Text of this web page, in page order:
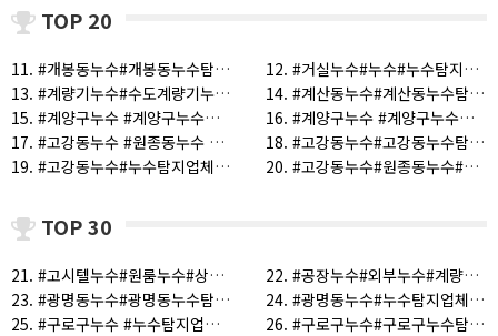
TOP 20
11. #개봉동누수#개봉동누수탐지#누수탐지비용#누수탐지업체 (1)
12. #거실누수#누수#누수탐지#싱크대누수#화장실누수#누수공사 (1)
13. #계량기누수#수도계량기누수#계단누수#누수탐지#누수공사 (1)
14. #계산동누수#계산동누수탐지#작전동누수#작전동누수탐지 (1)
15. #계양구누수 #계양구누수탐지 #부평구누수#남동구누수 #연수구누수#인천누수 (1)
16. #계양구누수 #계양구누수탐지#인천누수#인천누수탐지 (1)
17. #고강동누수 #원종동누수 #여월동누수 (1)
18. #고강동누수#고강동누수탐지#고강동누수공사#고강동누수전문 (1)
19. #고강동누수#누수탐지업체#화장실천장누수#배관누수#누수공사업체 (1)
20. #고강동누수#원종동누수#오정동누수#여월동누수#도당동누수 (1)
TOP 30
21. #고시텔누수#원룸누수#상가누수#누수탐지업체#옥상방수#화장실누수#화장실천장누수#누수공사업체 (1)
22. #공장누수#외부누수#계량기누수 (1)
23. #광명동누수#광명동누수탐지 (1)
24. #광명동누수#누수탐지업체#화장실천장누수#배관누수#누수공사업체#누수전문업체#상가누수 (1)
25. #구로구누수 #누수탐지업체 #수도누수 #누수공사업체 (1)
26. #구로구누수#구로구누수탐지#구로동누수탐지#구로동누수 (1)